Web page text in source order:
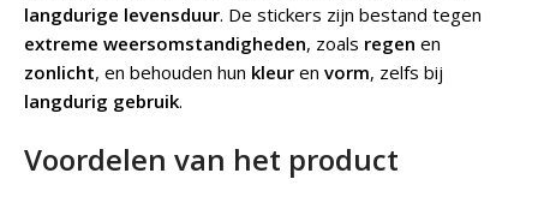
langdurige levensduur. De stickers zijn bestand tegen
extreme weersomstandigheden, zoals regen en
zonlicht, en behouden hun kleur en vorm, zelfs bij
langdurig gebruik.
Voordelen van het product